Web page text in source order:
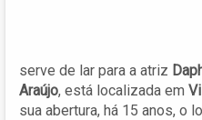
serve de lar para a atriz
Araújo, está localizada em
sua abertura, há 15 anos, o